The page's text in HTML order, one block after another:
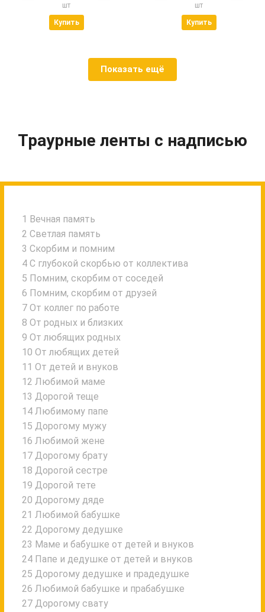
шт
Купить
шт
Купить
Показать ещё
Траурные ленты с надписью
1 Вечная память
2 Светлая память
3 Скорбим и помним
4 С глубокой скорбью от коллектива
5 Помним, скорбим от соседей
6 Помним, скорбим от друзей
7 От коллег по работе
8 От родных и близких
9 От любящих родных
10 От любящих детей
11 От детей и внуков
12 Любимой маме
13 Дорогой теще
14 Любимому папе
15 Дорогому мужу
16 Любимой жене
17 Дорогому брату
18 Дорогой сестре
19 Дорогой тете
20 Дорогому дяде
21 Любимой бабушке
22 Дорогому дедушке
23 Маме и бабушке от детей и внуков
24 Папе и дедушке от детей и внуков
25 Дорогому дедушке и прадедушке
26 Любимой бабушке и прабабушке
27 Дорогому свату